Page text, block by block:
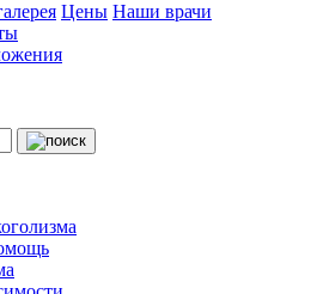
Цены Наши врачи